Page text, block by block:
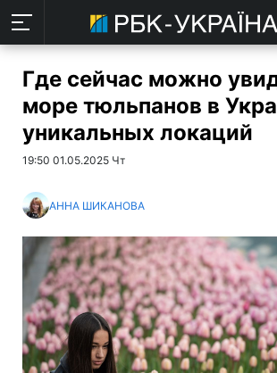
Где сейчас можно
море тюльпанов в
уникальных локаций
19:50 01.05.2025 Чт
АННА ШИКАНОВА